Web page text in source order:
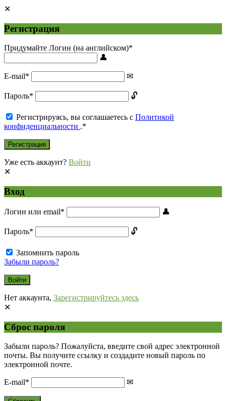
Регистрация
Придумайте Логин (на английском)*
E-mail*
Пароль*
Регистрируясь, вы соглашаетесь с Политикой
конфиденциальности .*
Уже есть аккаунт? Войти
Вход
Логин или email*
Пароль*
Запомнить пароль
Забыли пароль?
Нет аккаунта, Зарегистрируйтесь здесь
Сброс пароля
Забыли пароль? Пожалуйста, введите свой адрес электронной
почты. Вы получите ссылку и создадите новый пароль по
электронной почте.
E-mail*